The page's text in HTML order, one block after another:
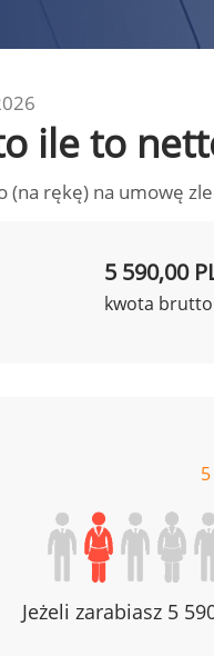
ile to
(na rękę) na umowę
5 590,00
kwota brutto
Jeżeli zarabiasz 5